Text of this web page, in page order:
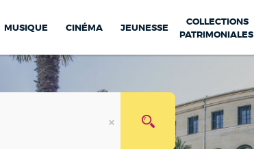
MUSIQUE CINÉMA JEUNESSE
COLLECTIONS
PATRIMONIALES